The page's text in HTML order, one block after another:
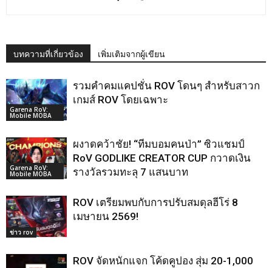
บทความที่เกี่ยวข้อง เพิ่มเติมจากผู้เขียน
Garena RoV:
Mobile MOBA
รวมคำคมแคปชั่น ROV โดนๆ สำหรับสาวก
เกมส์ ROV โดยเฉพาะ
Garena RoV:
Mobile MOBA
ผงาดคว้าชัย! “ทีมบอมคนป่า” ซิวแชมป์
RoV GODLIKE CREATOR CUP กวาดเงิน
รางวัลรวมทะลุ 7 แสนบาท
ข่าว rov
ROV เตรียมพบกับการปรับสมดุลฮีโร่ 8
เมษายน 2569!
ROV จัดหนักแจก โค้ดคูปอง สุ่ม 20-1,000